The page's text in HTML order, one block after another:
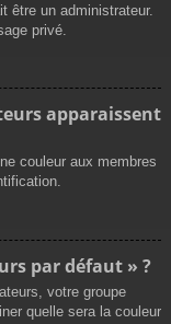
être un administrateur.
privé.
apparaissent
couleur aux membres
par défaut » ?
votre groupe
quelle sera la couleur